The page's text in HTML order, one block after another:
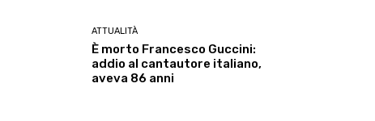
ATTUALITÀ
È morto Francesco Guccini:
addio al cantautore italiano,
aveva 86 anni